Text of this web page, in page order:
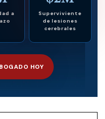
a
Superviviente
de lesiones
cerebrales
HOY